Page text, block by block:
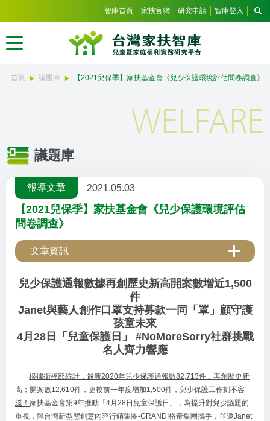
智庫首頁 家扶官網 研究申請 智庫登入
首頁 議題庫 【2021兒保季】家扶基金會《兒少保護環境評估問卷調查》
議題庫
WELFARE
報導文章 2021.05.03
【2021兒保季】家扶基金會《兒少保護環境評估
問卷調查》
文章資訊
兒少保護通報數據再創歷史新高開案數增近1,500
件
Janet與藝人創作口罩支持募款一同「罩」顧守護
孩童未來
4月28日「兒童保護日」 #NoMoreSorry社群挑戰
名人齊力響應
根據衛福部統計，最新2020年兒少保護通報數82,713件，再創歷史新
高；開案數12,610件，更較前一年度增加1,500件，兒少保護工作刻不容
緩！ 家扶基金會第9年推動「4月28日兒童保護日」，為提升對兒少議題的
重視，與台灣新型態創意內容行銷集團-GRANDI格帝集團攜手，並邀Janet